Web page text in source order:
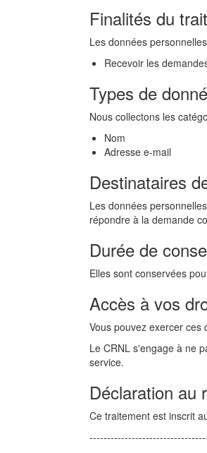
Finalités du
Les données
Recevoir les
Types de
Nous collectons les
Nom
Adresse e-mail
Destinataires
Les données
répondre à la demande
Durée de
Elles sont conservées
Accès à vos
Vous pouvez exercer ces
Le CRNL s'engage à ne
service.
Déclaration au
Ce traitement est inscrit